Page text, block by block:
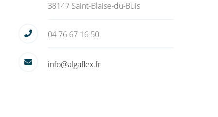
38147 Saint-Blaise-du-Buis
04 76 67 16 50
info@algaflex.fr